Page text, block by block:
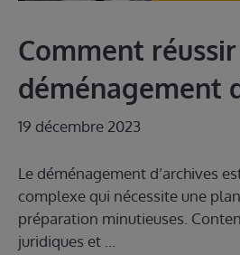
Comment
déménagement
19 décembre 2023
Le déménagement d’archives
complexe qui nécessite une
préparation minutieuses.
juridiques et …